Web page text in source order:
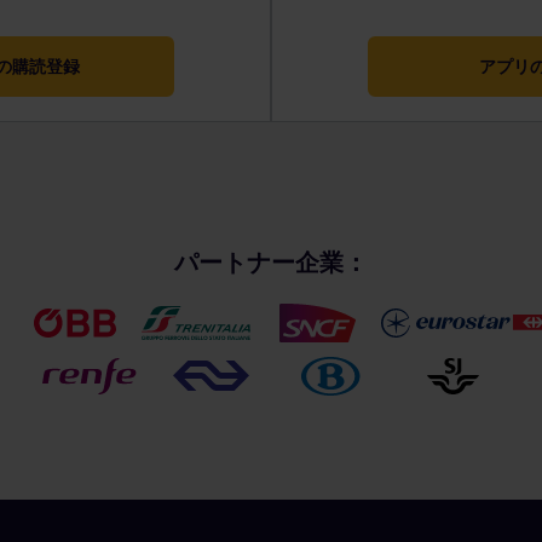
購読登録 アプリ
パートナー企業：